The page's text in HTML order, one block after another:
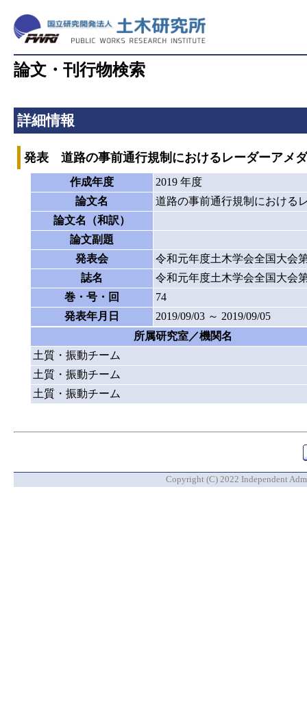
論文・刊行物検索
詳細情報
発表 道路の事前通行規制におけるレーダーアメ
作成年度
2019 年度
論文名
道路の事前通行規制における
論文名（和訳）
論文副題
発表会
令和元年度土木学会全国大会
誌名
令和元年度土木学会全国大会
巻・号・回
74
発表年月日
2019/09/03 ～ 2019/09/05
所属研究室／機関名
土質・振動チーム
土質・振動チーム
土質・振動チーム
Copyright (C) 2022 Independent